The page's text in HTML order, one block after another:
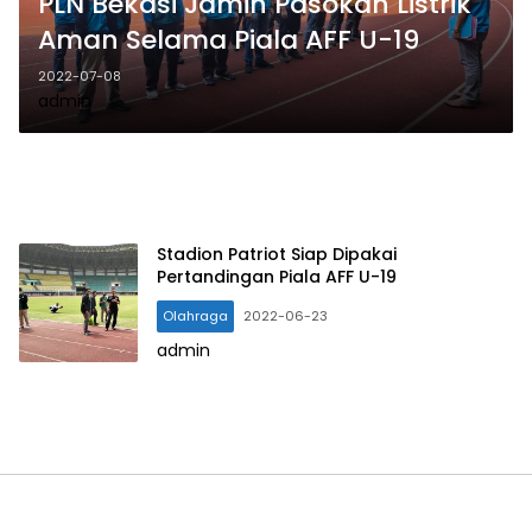
Aman Selama Piala AFF U-19
2022-07-08
admin
Stadion Patriot Siap Dipakai
Pertandingan Piala AFF U-19
Olahraga 2022-06-23
admin